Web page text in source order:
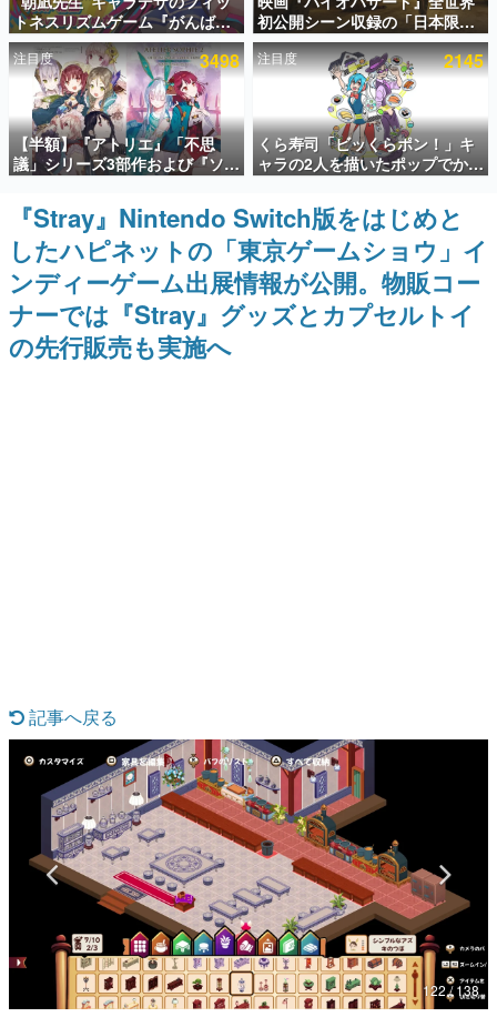
インタビュー
連載・特集一覧
殿堂入り記事
SNS拡散数が数千以上！ ページビュー数万以上！ などな
ど。多くの人々に読まれた、電ファミ渾身の“殿堂入り”記
事をまとめました。
ゲームの企画書
名作ゲームクリエイターの方々に製作時のエピソードをお
聞きし、ヒットする企画（ゲーム）とは何か？を探ってい
きます。
赫本
この物語を解いてはいけない。『赫本』は、〈試験問題〉
の形をした短編ホラー小説集です。
なんでゲームは面白い？
ゲーム開発者・hamatsu氏がゲームの魅力を画面や操作の
具体的な形から解き明かしていく、硬派で骨太な評論連載
です。
ゲームが変えた日本語
「経験値」「裏技」「ラスボス」… ゲームにまつわる言葉
の起源や用法の変遷を、コンピューター文化史研究家・タ
イニーP氏が徹底調査。
カテゴリ
特集記事
トネスリズムゲーム『がんば
れ！チアリズム』Steamストア
ページが公開。キャラクターの
CVは陽向葵ゅかさん
初公開シーン収録の「日本限
定」予告映像が解禁。バイオの
日（8月10日）にあわせて、
「ラクーンシティ総合病院」へ
行く配達人の姿が披露
注目度 3498
【半額】『アトリエ』「不思
議」シリーズ3部作および『ソフ
ィーのアトリエ2』公式画集の
Kindle版が50%オフとなるセー
ルが開催中。各作品の設定画や
美麗なイラストの数々をふんだ
んに収録
注目度 2145
くら寿司「ビッくらポン！」キ
ャラの2人を描いたポップでかわ
いいコラボイラストが公開。コ
ラボイラストを使用した限定T
シャツ&ステッカーがアソビシ
ステム主催「Akaku展」にて販
売へ
『Stray』Nintendo Switch版をはじめと
したハピネットの「東京ゲームショウ」イ
ンディーゲーム出展情報が公開。物販コー
ナーでは『Stray』グッズとカプセルトイ
の先行販売も実施へ
記事へ戻る
122 / 138